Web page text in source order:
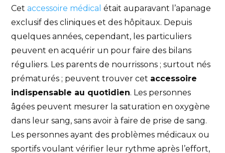
Cetaccessoire médical était auparavant l’apanage
exclusif des cliniques et des hôpitaux. Depuis
quelques années, cependant, les particuliers
peuvent en acquérir un pour faire des bilans
réguliers. Les parents de nourrissons ; surtout nés
prématurés ; peuvent trouver cet accessoire
indispensable au quotidien. Les personnes
âgées peuvent mesurer la saturation en oxygène
dans leur sang, sans avoir à faire de prise de sang.
Les personnes ayant des problèmes médicaux ou
sportifs voulant vérifier leur rythme après l’effort,